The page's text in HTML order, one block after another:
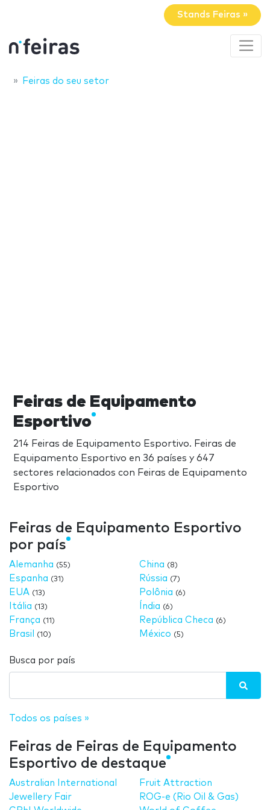
Stands Feiras »
Feiras do seu setor
Feiras de Equipamento
Esportivo
214 Feiras de Equipamento Esportivo. Feiras de
Equipamento Esportivo en 36 países y 647
sectores relacionados con Feiras de Equipamento
Esportivo
Feiras de Equipamento Esportivo
por país
Alemanha (55)
Espanha (31)
EUA (13)
Itália (13)
França (11)
Brasil (10)
China (8)
Rússia (7)
Polônia (6)
Índia (6)
República Checa (6)
México (5)
Busca por país
Todos os países »
Feiras de Feiras de Equipamento
Esportivo de destaque
Australian International
Jewellery Fair
Fruit Attraction
ROG-e (Rio Oil & Gas)